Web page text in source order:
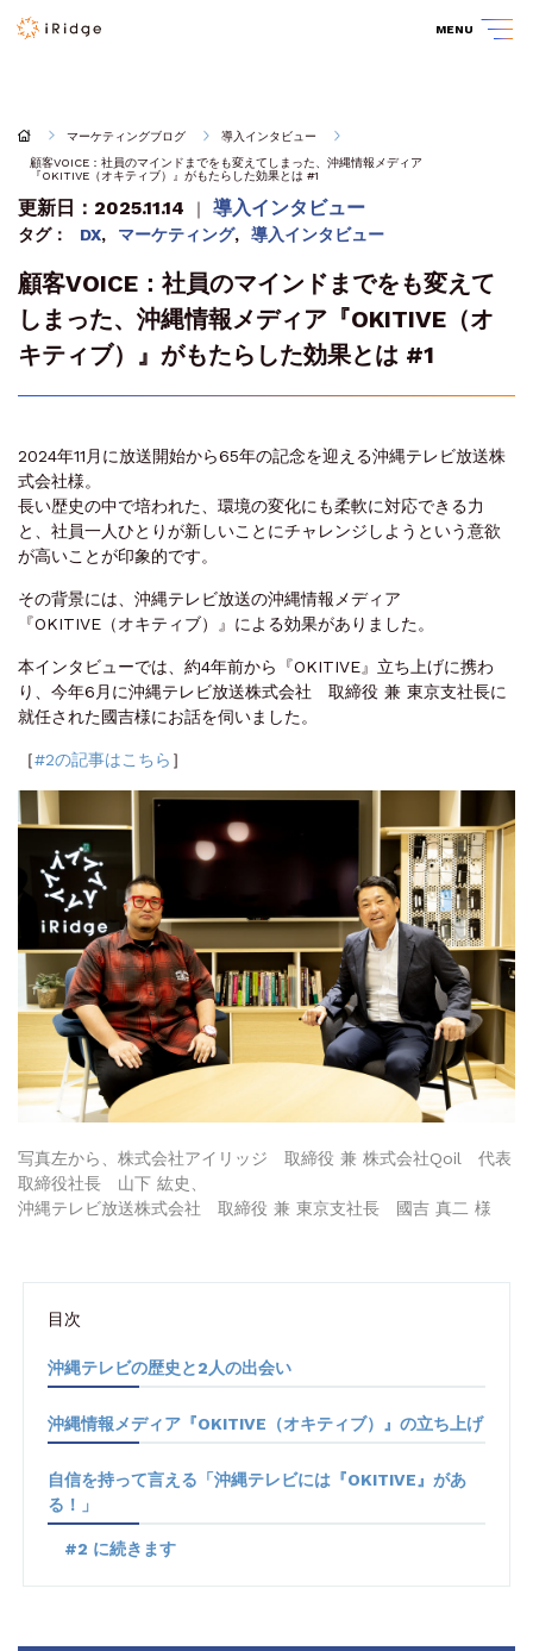
MENU
マーケティングブログ
導入インタビュー
顧客VOICE：社員のマインドまでをも変えてしまった、沖縄情報メディア
『OKITIVE（オキティブ）』がもたらした効果とは #1
更新日：2025.11.14 ｜ 導入インタビュー
タグ： DX, マーケティング, 導入インタビュー
顧客VOICE：社員のマインドまでをも変えて
しまった、沖縄情報メディア『OKITIVE（オ
キティブ）』がもたらした効果とは #1
2024年11月に放送開始から65年の記念を迎える沖縄テレビ放送株
式会社様。
長い歴史の中で培われた、環境の変化にも柔軟に対応できる力
と、社員一人ひとりが新しいことにチャレンジしようという意欲
が高いことが印象的です。
その背景には、沖縄テレビ放送の沖縄情報メディア
『OKITIVE（オキティブ）』による効果がありました。
本インタビューでは、約4年前から『OKITIVE』立ち上げに携わ
り、今年6月に沖縄テレビ放送株式会社 取締役 兼 東京支社長に
就任された國吉様にお話を伺いました。
［#2の記事はこちら ］
写真左から、株式会社アイリッジ 取締役 兼 株式会社Qoil 代表
取締役社長 山下 紘史、
沖縄テレビ放送株式会社 取締役 兼 東京支社長 國吉 真二 様
目次
沖縄テレビの歴史と2人の出会い
沖縄情報メディア『OKITIVE（オキティブ）』の立ち上げ
自信を持って言える「沖縄テレビには『OKITIVE』があ
る！」
#2 に続きます